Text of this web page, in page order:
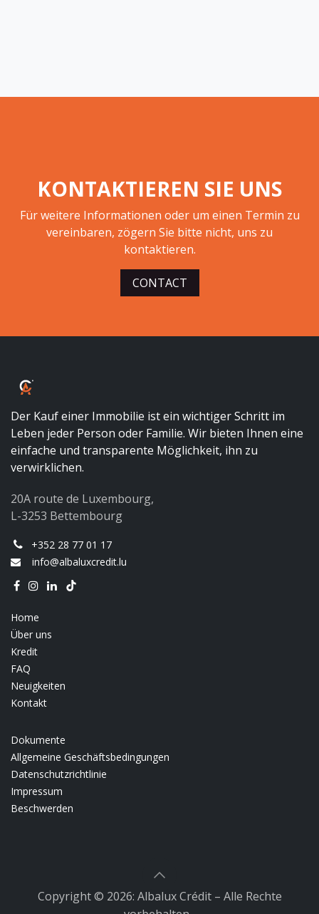
KONTAKTIEREN SIE UNS
Für weitere Informationen oder um einen Termin zu
vereinbaren, zögern Sie bitte nicht, uns zu
kontaktieren.
CONTACT
Der Kauf einer Immobilie ist ein wichtiger Schritt im
Leben jeder Person oder Familie. Wir bieten Ihnen eine
einfache und transparente Möglichkeit, ihn zu
verwirklichen.
20A route de Luxembourg,
L-3253 Bettembourg
+352 28 77 01 17
info@albaluxcredit.lu
Home
Über uns
Kredit
FAQ
Neuigkeiten
Kontakt
Dokumente
Allgemeine Geschäftsbedingungen
Datenschutzrichtlinie
Impressum
Beschwerden
Copyright © 2026: Albalux Crédit – Alle Rechte